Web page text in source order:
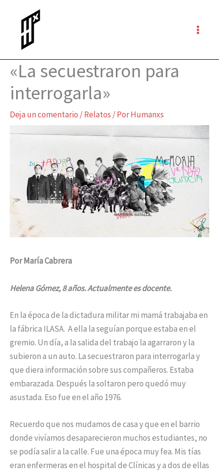
contenido
«La secuestraron para
interrogarla»
Deja un comentario /Relatos / PorHumanxs
Por María Cabrera
Helena Gómez, 8 años. Actualmente es docente.
En la época de la dictadura militar mi mamá trabajaba en
la fábrica ILASA. A ella la seguían porque estaba en el
gremio. Un día, a la salida del trabajo la agarraron y la
subieron a un auto. La secuestraron para interrogarla y
que diera información sobre sus compañeros. Estaba
embarazada. Después la soltaron pero quedó muy
asustada. Eso fue en el año 1976.
Recuerdo que nos mudamos de casa y que en el barrio
donde vivíamos desaparecieron muchos estudiantes, no
se podía salir a la calle. Fue una época muy fea. Mis tías
eran enfermeras en el hospital de Clínicas y a dos de ellas